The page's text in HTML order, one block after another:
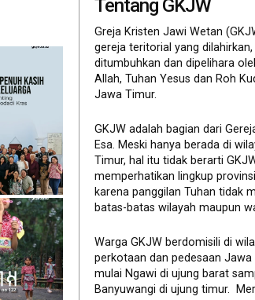
Tentang GKJW
Greja Kristen Jawi Wetan
gereja teritorial yang dilahirkan,
ditumbuhkan dan dipelihara
Allah, Tuhan Yesus dan Roh
Jawa Timur.
GKJW adalah bagian dari
Esa. Meski hanya berada di
Timur, hal itu tidak berarti
memperhatikan lingkup
karena panggilan Tuhan tidak
batas-batas wilayah maupun
Warga GKJW berdomisili di
perkotaan dan pedesaan Jawa
mulai Ngawi di ujung barat
Banyuwangi di ujung timur.